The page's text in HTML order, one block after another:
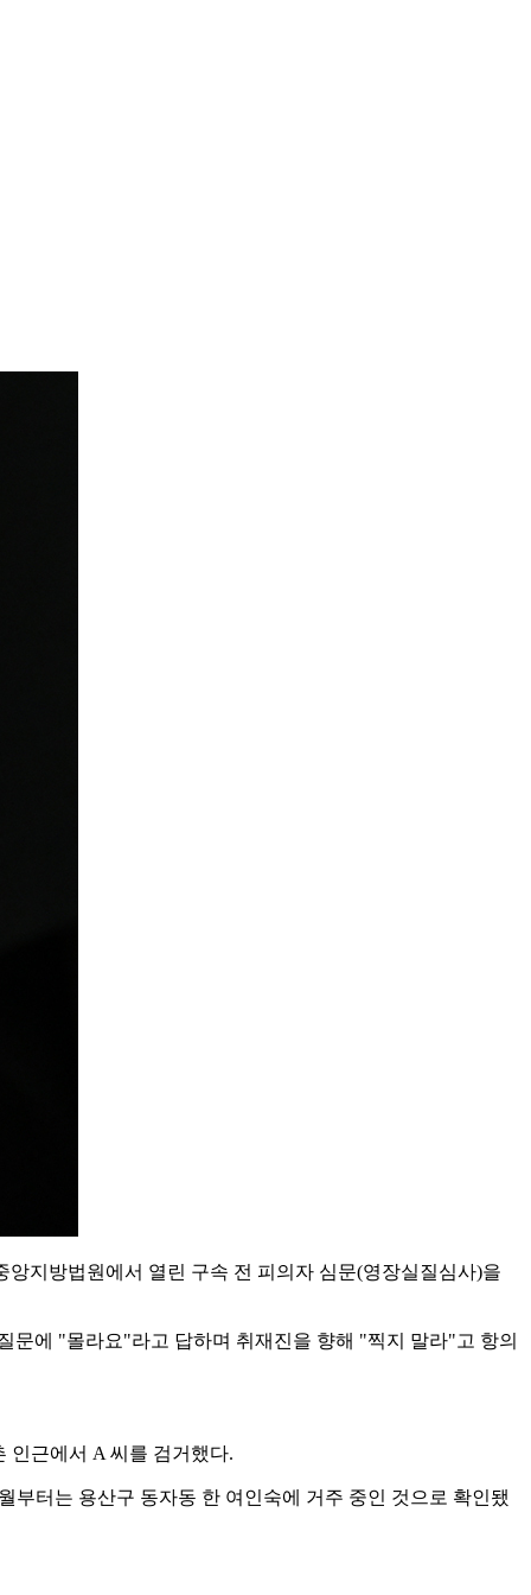
지방법원에서 열린 구속 전 피의자 심문(영장실질심사)을
문에 "몰라요"라고 답하며 취재진을 향해 "찍지 말라"고 항의
인근에서 A 씨를 검거했다.
부터는 용산구 동자동 한 여인숙에 거주 중인 것으로 확인됐